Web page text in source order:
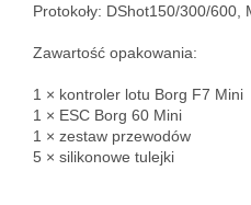
Protokoły: DShot150/300/600,
Zawartość opakowania:
1 × kontroler lotu Borg F7 Mini
1 × ESC Borg 60 Mini
1 × zestaw przewodów
5 × silikonowe tulejki